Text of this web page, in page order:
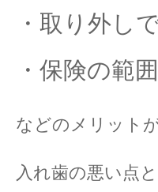
・取り外し
・保険の範
などのメリット
入れ歯の悪い点